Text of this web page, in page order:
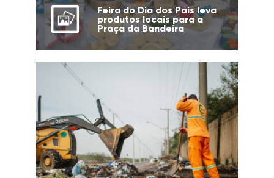
Feira do Dia dos Pais leva
produtos locais para a
Praça da Bandeira